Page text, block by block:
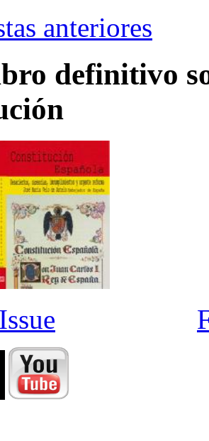
anteriores
definitivo